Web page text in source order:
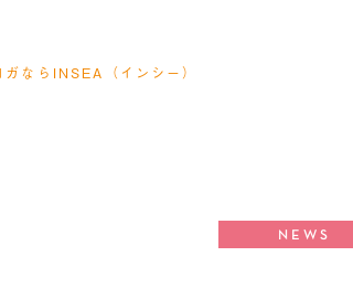
ならINSEA（インシー）
NEWS